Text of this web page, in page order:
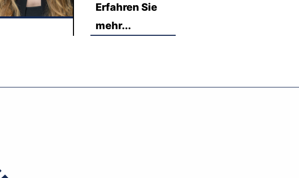
Erfahren Sie
mehr...